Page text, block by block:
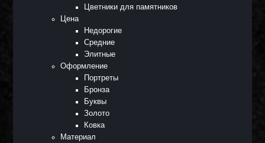
Цветники для памятников
Цена
Недорогие
Средние
Элитные
Оформление
Портреты
Бронза
Буквы
Золото
Ковка
Материал